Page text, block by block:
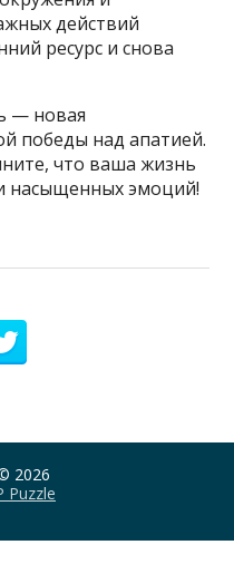
действий
ресурс и снова
— новая
победы над апатией.
что ваша жизнь
насыщенных эмоций!
2026
Puzzle